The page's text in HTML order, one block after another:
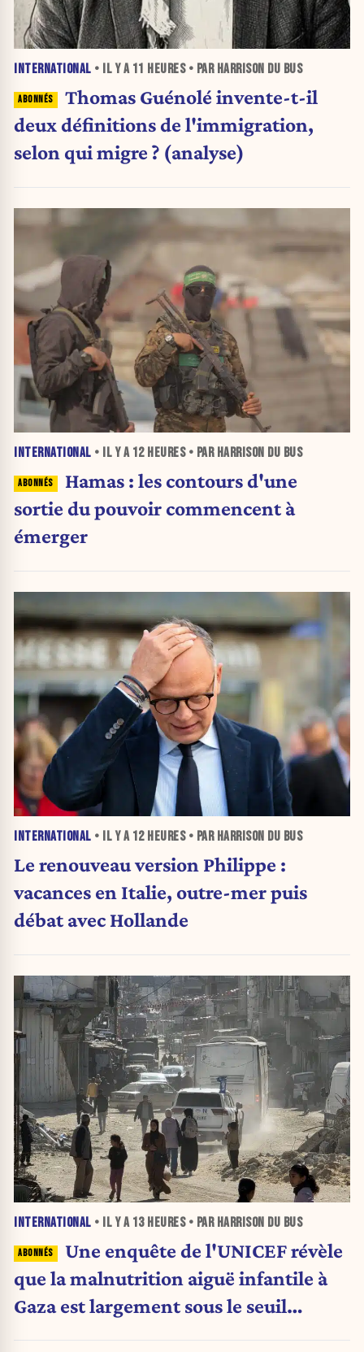
INTERNATIONAL • IL Y A 11 HEURES• PAR HARRISON DU BUS
Thomas Guénolé invente-t-il
deux définitions de l'immigration,
selon qui migre ? (analyse)
INTERNATIONAL • IL Y A 12 HEURES• PAR HARRISON DU BUS
Hamas : les contours d'une
sortie du pouvoir commencent à
émerger
INTERNATIONAL • IL Y A 12 HEURES• PAR HARRISON DU BUS
Le renouveau version Philippe :
vacances en Italie, outre-mer puis
débat avec Hollande
INTERNATIONAL • IL Y A 13 HEURES• PAR HARRISON DU BUS
Une enquête de l'UNICEF révèle
que la malnutrition aiguë infantile à
Gaza est largement sous le seuil